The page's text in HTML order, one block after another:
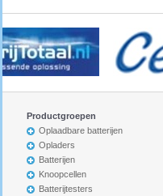
Productgroepen
Oplaadbare batterijen
Opladers
Batterijen
Knoopcellen
Batterijtesters